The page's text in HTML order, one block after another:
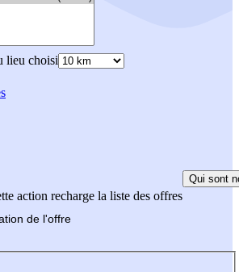
lieu choisi
action recharge la liste des offres
Qui sont
de l'offre